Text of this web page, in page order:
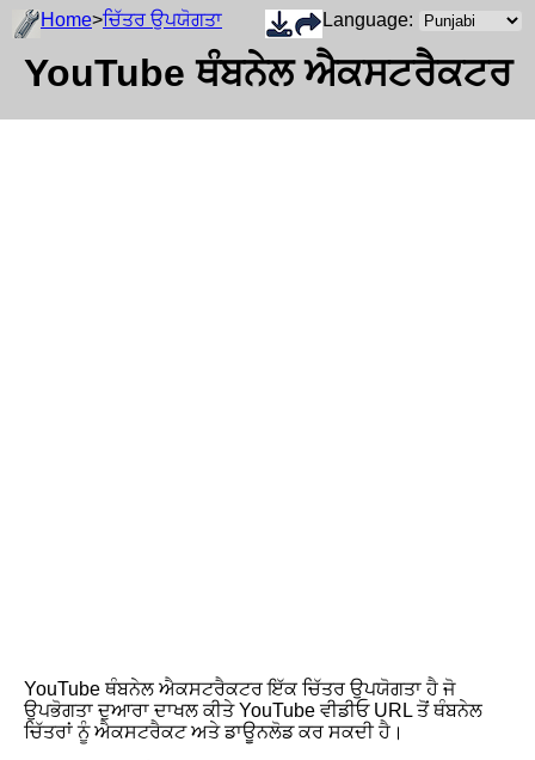
Home>ਚਿੱਤਰ ਉਪਯੋਗਤਾ
YouTube ਥੰਬਨੇਲ ਐਕਸਟਰੈਕਟਰ
Language:
YouTube ਥੰਬਨੇਲ ਐਕਸਟਰੈਕਟਰ ਇੱਕ ਚਿੱਤਰ ਉਪਯੋਗਤਾ ਹੈ ਜੋ
ਉਪਭੋਗਤਾ ਦੁਆਰਾ ਦਾਖਲ ਕੀਤੇ YouTube ਵੀਡੀਓ URL ਤੋਂ ਥੰਬਨੇਲ
ਚਿੱਤਰਾਂ ਨੂੰ ਐਕਸਟਰੈਕਟ ਅਤੇ ਡਾਊਨਲੋਡ ਕਰ ਸਕਦੀ ਹੈ।